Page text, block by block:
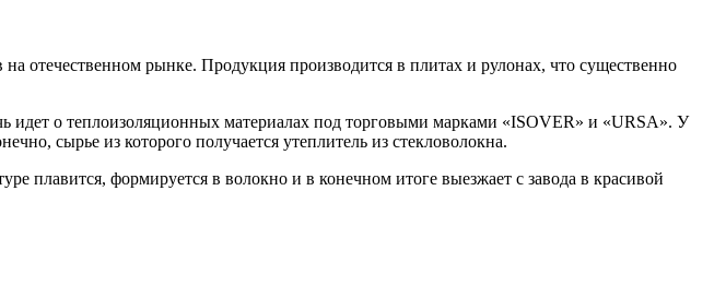
отечественном рынке. Продукция производится в плитах и рулонах, что существенно
о теплоизоляционных материалах под торговыми марками «ISOVER» и «URSA». У
сырье из которого получается утеплитель из стекловолокна.
плавится, формируется в волокно и в конечном итоге выезжает с завода в красивой